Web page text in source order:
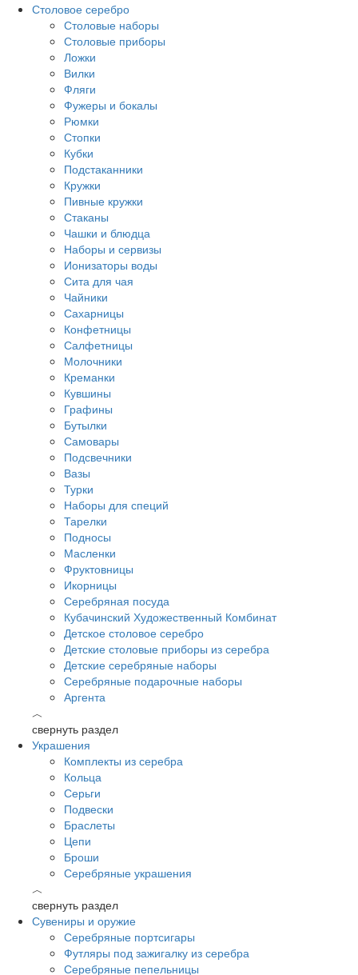
Столовое серебро
Столовые наборы
Столовые приборы
Ложки
Вилки
Фляги
Фужеры и бокалы
Рюмки
Стопки
Кубки
Подстаканники
Кружки
Пивные кружки
Стаканы
Чашки и блюдца
Наборы и сервизы
Ионизаторы воды
Сита для чая
Чайники
Сахарницы
Конфетницы
Салфетницы
Молочники
Креманки
Кувшины
Графины
Бутылки
Самовары
Подсвечники
Вазы
Турки
Наборы для специй
Тарелки
Подносы
Масленки
Фруктовницы
Икорницы
Серебряная посуда
Кубачинский Художественный Комбинат
Детское столовое серебро
Детские столовые приборы из серебра
Детские серебряные наборы
Серебряные подарочные наборы
Аргента
︿
свернуть раздел
Украшения
Комплекты из серебра
Кольца
Серьги
Подвески
Браслеты
Цепи
Броши
Серебряные украшения
︿
свернуть раздел
Сувениры и оружие
Серебряные портсигары
Футляры под зажигалку из серебра
Серебряные пепельницы